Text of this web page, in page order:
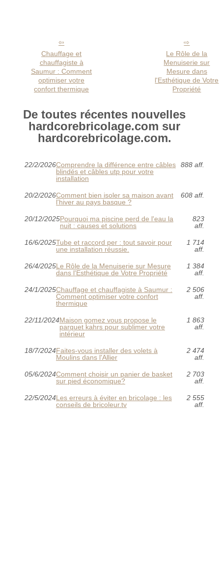
Chauffage et
chauffagiste à
Saumur : Comment
optimiser votre
confort thermique
Le Rôle de la
Menuiserie sur
Mesure dans
l'Esthétique de Votre
Propriété
De toutes récentes nouvelles
hardcorebricolage.com sur
hardcorebricolage.com.
22/2/2026Comprendre la différence entre câbles
blindés et câbles utp pour votre
installation
888 aff.
20/2/2026Comment bien isoler sa maison avant
l'hiver au pays basque ?
608 aff.
20/12/2025Pourquoi ma piscine perd de l'eau la
nuit : causes et solutions
823
aff.
16/6/2025Tube et raccord per : tout savoir pour
une installation réussie.
1 714
aff.
26/4/2025Le Rôle de la Menuiserie sur Mesure
dans l'Esthétique de Votre Propriété
1 384
aff.
24/1/2025Chauffage et chauffagiste à Saumur :
Comment optimiser votre confort
thermique
2 506
aff.
22/11/2024Maison gomez vous propose le
parquet kahrs pour sublimer votre
intérieur
1 863
aff.
18/7/2024Faites-vous installer des volets à
Moulins dans l'Allier
2 474
aff.
05/6/2024Comment choisir un panier de basket
sur pied économique?
2 703
aff.
22/5/2024Les erreurs à éviter en bricolage : les
conseils de bricoleur.tv
2 555
aff.